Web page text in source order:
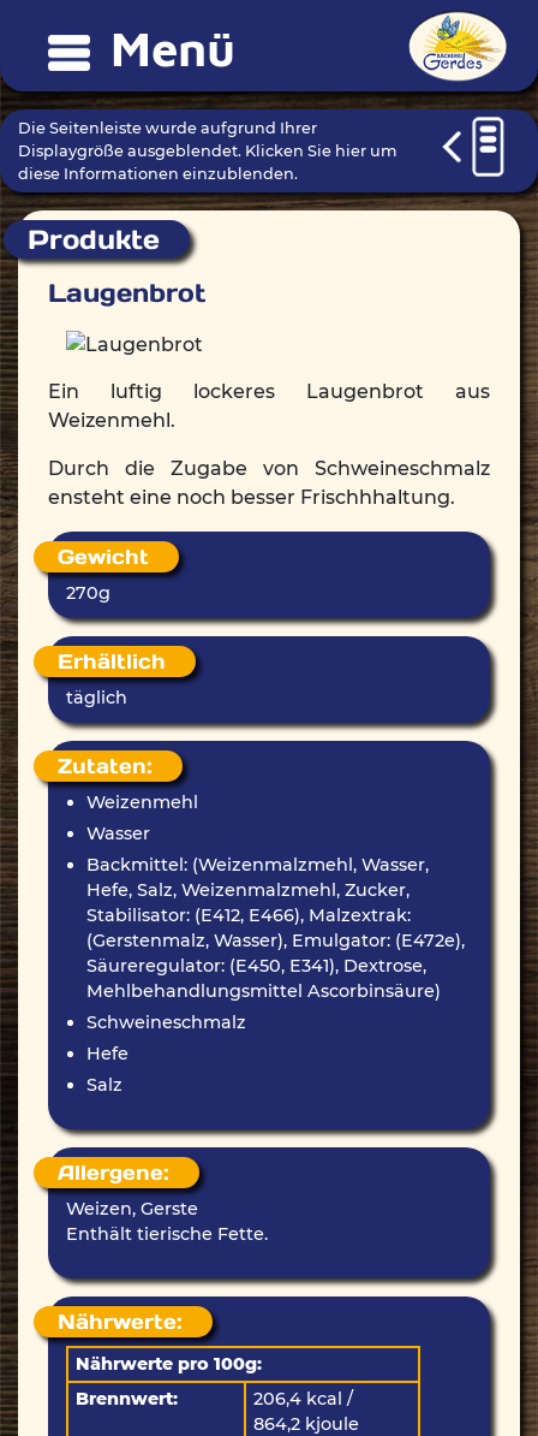
Menü
Die Seitenleiste wurde aufgrund Ihrer
Displaygröße ausgeblendet. Klicken Sie hier um
diese Informationen einzublenden.
Produkte
Laugenbrot
Ein luftig lockeres Laugenbrot aus
Weizenmehl.
Durch die Zugabe von Schweineschmalz
ensteht eine noch besser Frischhhaltung.
Gewicht
270g
Erhältlich
täglich
Zutaten:
Weizenmehl
Wasser
Backmittel: (Weizenmalzmehl, Wasser,
Hefe, Salz, Weizenmalzmehl, Zucker,
Stabilisator: (E412, E466), Malzextrak:
(Gerstenmalz, Wasser), Emulgator: (E472e),
Säureregulator: (E450, E341), Dextrose,
Mehlbehandlungsmittel Ascorbinsäure)
Schweineschmalz
Hefe
Salz
Allergene:
Weizen, Gerste
Enthält tierische Fette.
Nährwerte:
Nährwerte pro 100g:
Brennwert:
206,4 kcal /
864,2 kjoule